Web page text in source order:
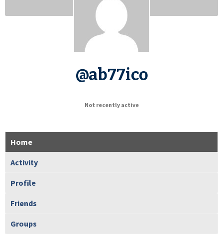
@ab77ico
Not recently active
Home
Activity
Profile
Friends
Groups